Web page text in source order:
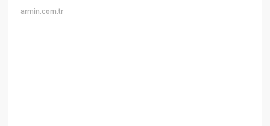
armin.com.tr